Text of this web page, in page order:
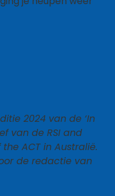
2024 van de ‘In
van de RSI and
ACT in Australië.
de redactie van